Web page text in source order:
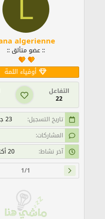
L
algerienne
:: عضو متألق ::
أوفياء اللمة
التفاعل
22
تاريخ التسجيل
23 جوان 2008
المشاركات
آخر نشاط
20 أكتوبر 2012
1/1